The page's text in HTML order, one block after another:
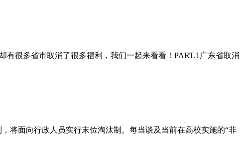
很多省市取消了很多福利，我们一起来看看！PART.1广东省取消
将面向行政人员实行末位淘汰制。每当谈及当前在高校实施的“非